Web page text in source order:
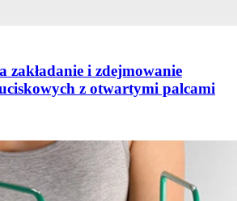
zakładanie i zdejmowanie
z otwartymi palcami